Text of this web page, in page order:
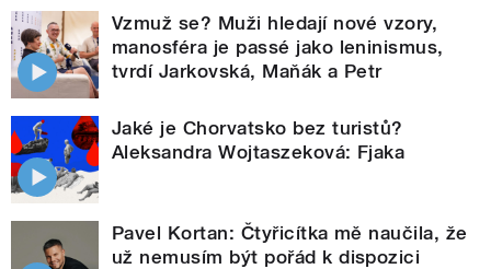
Vzmuž se? Muži hledají nové vzory,
manosféra je passé jako leninismus,
tvrdí Jarkovská, Maňák a Petr
Jaké je Chorvatsko bez turistů?
Aleksandra Wojtaszeková: Fjaka
Pavel Kortan: Čtyřicítka mě naučila, že
už nemusím být pořád k dispozici